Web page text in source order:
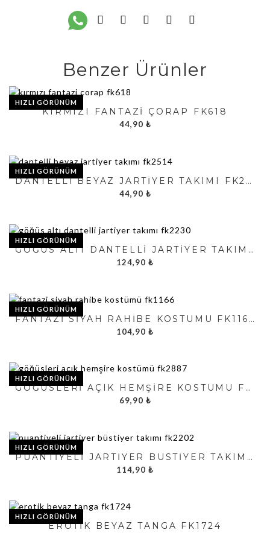
Benzer Ürünler
HIZLI GÖRÜNÜM
KIRMIZI FANTAZI ÇORAP FK618
44,90 ₺
HIZLI GÖRÜNÜM
DANTELLI BEYAZ JARTIYER TAKIMI FK2514
44,90 ₺
HIZLI GÖRÜNÜM
GÖĞÜS ALTI DANTELLI JARTIYER TAKIMI FK2230
124,90 ₺
HIZLI GÖRÜNÜM
FANTAZI SIYAH RAHIBE KOSTÜMÜ FK1166
104,90 ₺
HIZLI GÖRÜNÜM
GÖĞÜSLERI AÇIK HEMŞIRE KOSTÜMÜ FK2887
69,90 ₺
HIZLI GÖRÜNÜM
PUANTIYELI JARTIYER BÜSTIYER TAKIMI FK2202
114,90 ₺
HIZLI GÖRÜNÜM
EROTIK BEYAZ TANGA FK1724